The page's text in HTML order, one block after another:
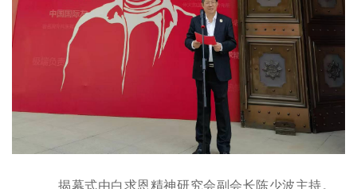
揭幕式由白求恩精神研究会副会长陈少波主持。